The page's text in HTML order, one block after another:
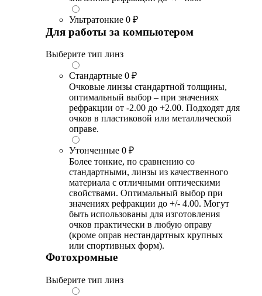
Ультратонкие 0 ₽
Для работы за компьютером
Выберите тип линз
Стандартные 0 ₽
Очковые линзы стандартной толщины,
оптимальный выбор – при значениях
рефракции от -2.00 до +2.00. Подходят для
очков в пластиковой или металлической
оправе.
Утонченные 0 ₽
Более тонкие, по сравнению со
стандартными, линзы из качественного
материала с отличными оптическими
свойствами. Оптимальный выбор при
значениях рефракции до +/- 4.00. Могут
быть использованы для изготовления
очков практически в любую оправу
(кроме оправ нестандартных крупных
или спортивных форм).
Фотохромные
Выберите тип линз